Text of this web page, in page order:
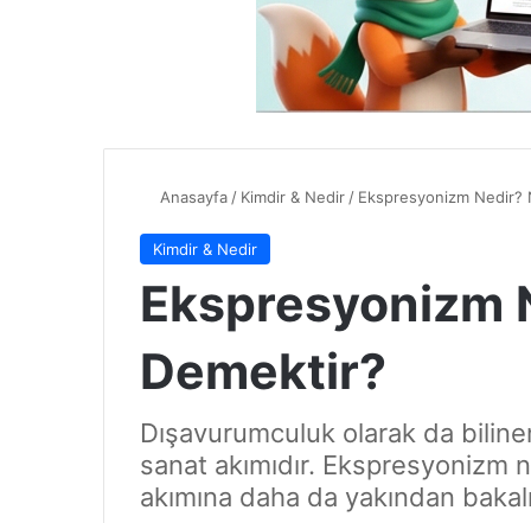
Anasayfa/ Kimdir & Nedir/ Ekspresyonizm Nedir?
Kimdir & Nedir
Ekspresyonizm
Demektir?
Dışavurumculuk olarak da
sanat akımıdır.
akımına daha da yakından